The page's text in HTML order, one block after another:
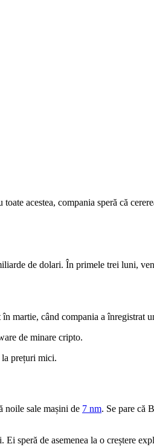
acestea, compania speră că
de dolari. În primele trei luni,
martie, când compania a înregistrat
de minare cripto.
prețuri mici.
noile sale mașini de 7 nm. Se pare că
speră de asemenea la o creștere